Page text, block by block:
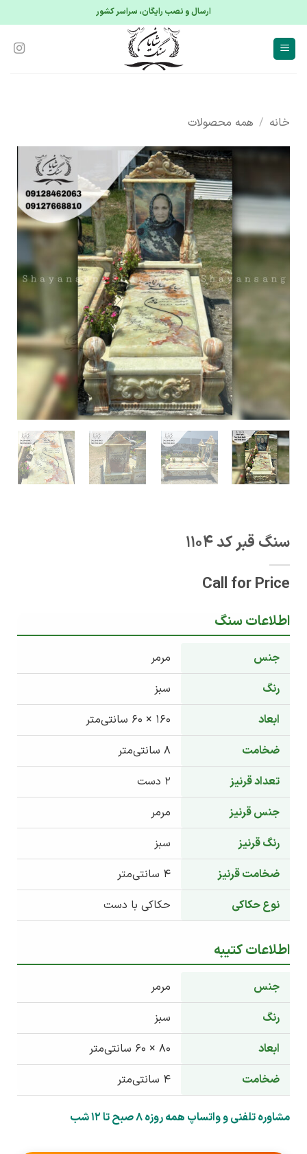
ارسال و نصب رایگان، سراسر کشور
خانه / همه محصولات
سنگ قبر کد 1104
Call for Price
اطلاعات سنگ
جنس
مرمر
رنگ
سبز
ابعاد
۱۶۰ × ۶۰ سانتی‌متر
ضخامت
تعداد قرنیز
جنس قرنیز
مرمر
رنگ قرنیز
سبز
ضخامت قرنیز
نوع حکاکی
حکاکی با دست
اطلاعات کتیبه
جنس
مرمر
رنگ
سبز
ابعاد
۸۰ × ۶۰ سانتی‌متر
ضخامت
مشاوره تلفنی و واتساپ همه روزه 8 صبح تا 12 شب